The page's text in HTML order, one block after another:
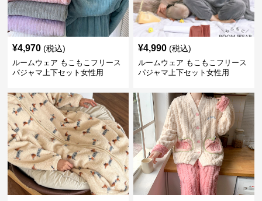
¥4,970 (税込)
ルームウェア もこもこフリース
パジャマ上下セット女性用
¥4,990 (税込)
ルームウェア もこもこフリース
パジャマ上下セット女性用